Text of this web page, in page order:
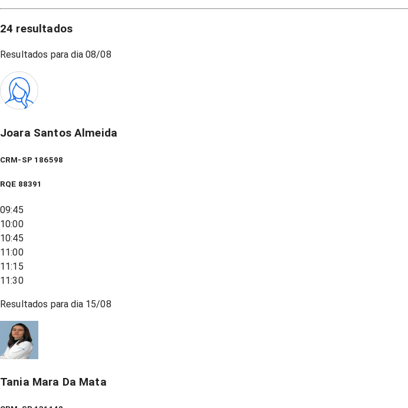
24 resultados
Resultados para dia08/08
Joara Santos Almeida
CRM-SP 186598
RQE 88391
09:45
10:00
10:45
11:00
11:15
11:30
Resultados para dia 15/08
Tania Mara Da Mata